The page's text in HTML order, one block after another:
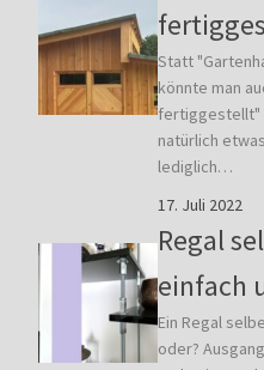
Statt
könnte man
fertiggestellt"
natürlich
lediglich…
17. Juli 2022
Regal
einfach
Ein Regal
oder?